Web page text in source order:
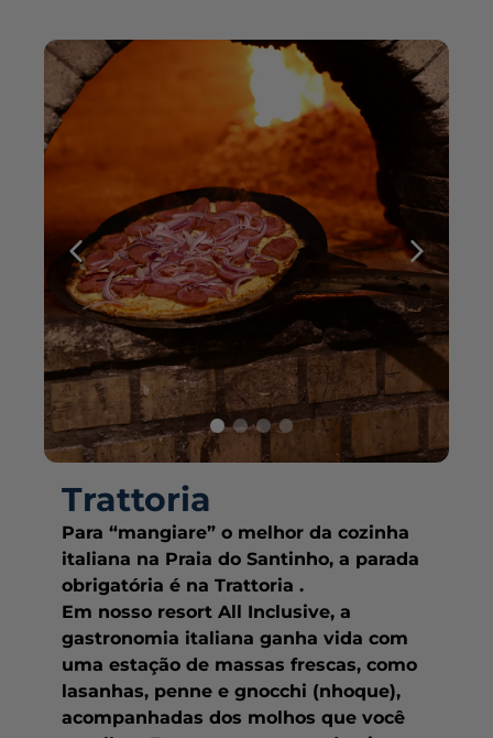
Utilizamos cookies para auxiliar a sua navegação
em nosso website, analisar, personalizar
conteúdos e exibir publicidade personalizada
com base em sua atividade online. Ao navegar
no site, você está ciente que podemos coletar e
usar essas informações. Leia e gerencie suas
preferências clicando em 'Gerir preferências de
cookies'.
Gerir preferências de cookies
Aceitar todos RESERVAR
Trattoria
Para “mangiare” o melhor da cozinha
italiana na Praia do Santinho, a parada
obrigatória é na Trattoria .
Em nosso resort All Inclusive, a
gastronomia italiana ganha vida com
uma estação de massas frescas, como
lasanhas, penne e gnocchi (nhoque),
acompanhadas dos molhos que você
×
RESORT WEEK
Up to 20% off*
1